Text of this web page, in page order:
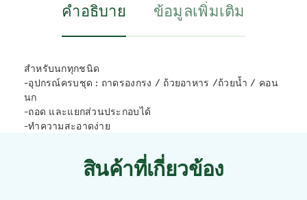
คำอธิบาย ข้อมูลเพิ่มเติม
สำหรับนกทุกชนิด
-อุปกรณ์ครบชุด : ถาดรองกรง / ถ้วยอาหาร /ถ้วยน้ำ / คอน
นก
-ถอด และแยกส่วนประกอบได้
-ทำความสะอาดง่าย
สินค้าที่เกี่ยวข้อง